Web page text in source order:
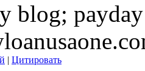
blog;
| Цитировать